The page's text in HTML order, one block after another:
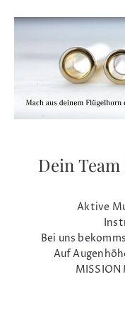
Dein
Aktive
Bei uns
Auf